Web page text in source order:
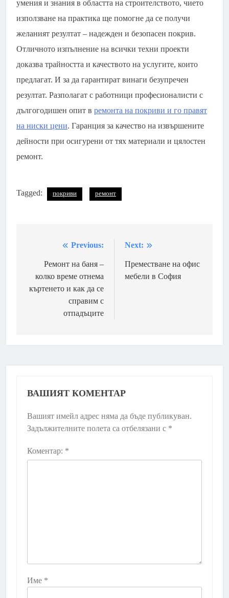
умения и знания в областта на строителството, чието
използване на практика ще помогне да се получи
желаният резултат – надежден и безопасен покрив.
Отличното изпълнение на всички техни проекти
доказва трайността и качеството на услугите, които
предлагат. И за да гарантират винаги безупречен
резултат. Разполагат с работници професионалисти с
дългогодишен опит в ремонта на покриви и го правят
на ниски цени. Гаранция за качество на извършените
дейности при осигурени от тях материали и цялостен
ремонт.
Tagged: покриви ремонт
Навигация
Previous:
Ремонт на баня –
колко време отнема
къртенето и как да се
справим с
отпадъците
Next:
Преместване на офис
мебели в София
ВАШИЯТ КОМЕНТАР
Вашият имейл адрес няма да бъде публикуван.
Задължителните полета са отбелязани с *
Коментар: *
Име *